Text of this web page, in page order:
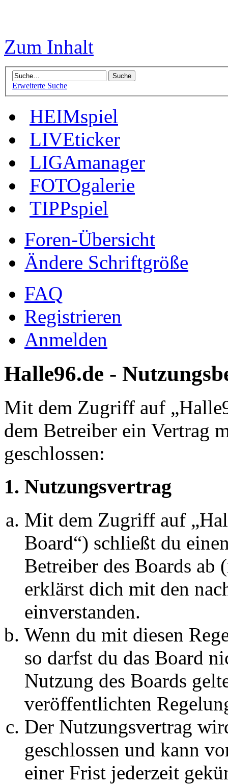
Zum Inhalt
Erweiterte Suche
HEIMspiel
LIVEticker
LIGAmanager
FOTOgalerie
TIPPspiel
Foren-Übersicht
Ändere Schriftgröße
FAQ
Registrieren
Anmelden
Halle96.de -
Mit dem Zugriff auf
dem Betreiber ein Vertrag
geschlossen:
1. Nutzungsvertrag
Mit dem Zugriff auf
Board“) schließt du
Betreiber des Boards ab
erklärst dich mit den
einverstanden.
Wenn du mit diesen
so darfst du das Board
Nutzung des Boards
veröffentlichten
Der Nutzungsvertrag
geschlossen und kann
einer Frist jederzeit